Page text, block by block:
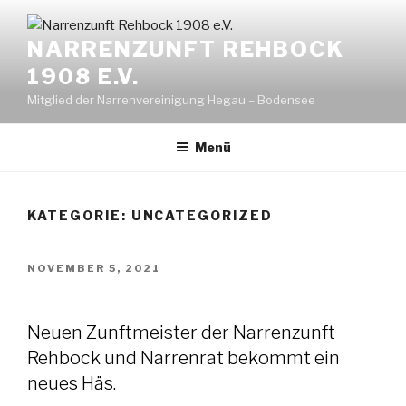
NARRENZUNFT REHBOCK
1908 E.V.
Mitglied der Narrenvereinigung Hegau – Bodensee
Menü
KATEGORIE: UNCATEGORIZED
NOVEMBER 5, 2021
Neuen Zunftmeister der Narrenzunft
Rehbock und Narrenrat bekommt ein
neues Häs.